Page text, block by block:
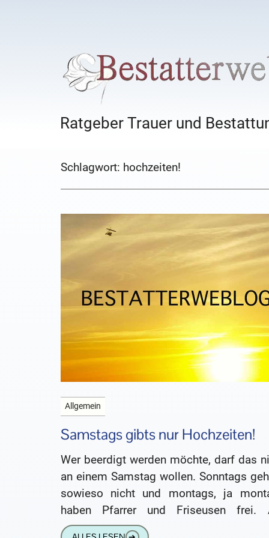
Ratgeber Trauer und
Schlagwort: hochzeiten!
Allgemein
Samstags gibts nur Hochzeiten!
Wer beerdigt werden möchte, darf das
an einem Samstag wollen. Sonntags
sowieso nicht und montags, ja
haben Pfarrer und Friseusen frei.
Samstag könne er nicht